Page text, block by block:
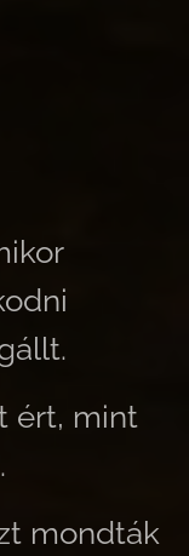
ért, mint
mondták